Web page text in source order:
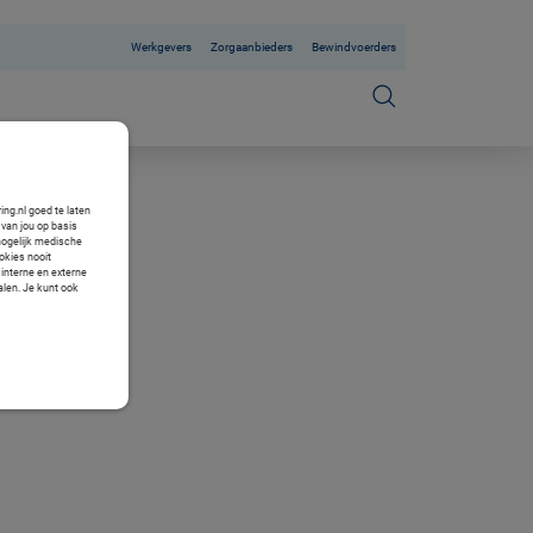
Werkgevers Zorgaanbieders Bewindvoerders
goed te laten
jou op basis
medische
nooit
en externe
Je kunt ook